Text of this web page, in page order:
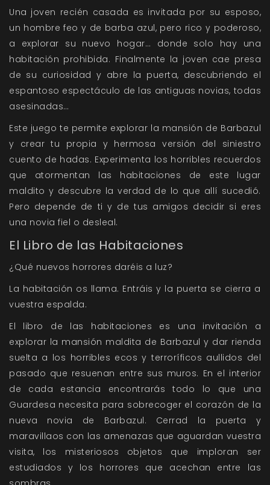
Una joven recién casada es invitada por su esposo,
un hombre feo y de barba azul, pero rico y poderoso,
a explorar su nuevo hogar… donde solo hay una
habitación prohibida. Finalmente la joven cae presa
de su curiosidad y abre la puerta, descubriendo el
espantoso espectáculo de las antiguas novias, todas
asesinadas…
Este juego te permite explorar la mansión de Barbazul
y crear tu propia y hermosa versión del siniestro
cuento de hadas. Experimenta los horribles recuerdos
que atormentan las habitaciones de este lugar
maldito y descubre la verdad de lo que allí sucedió.
Pero depende de ti y de tus amigos decidir si eres
una novia fiel o desleal.
El Libro de las Habitaciones
¿Qué nuevos horrores daréis a luz?
La habitación os llama. Entráis y la puerta se cierra a
vuestra espalda.
El libro de las habitaciones es una invitación a
explorar la mansión maldita de Barbazul y dar rienda
suelta a los horribles ecos y terroríficos aullidos del
pasado que resuenan entre sus muros. En el interior
de cada estancia encontrarás todo lo que una
Guardesa necesita para sobrecoger el corazón de la
nueva novia de Barbazul. Cerrad la puerta y
maravillaos con las amenazas que aguardan vuestra
visita, los misteriosos objetos que imploran ser
estudiados y los horrores que acechan entre las